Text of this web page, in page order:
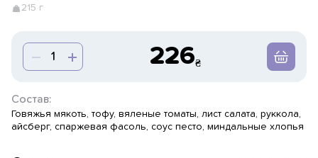
215 г
226
Состав:
Говяжья мякоть, тофу, вяленые томаты, лист салата, руккола,
айсберг, спаржевая фасоль, соус песто, миндальные хлопья